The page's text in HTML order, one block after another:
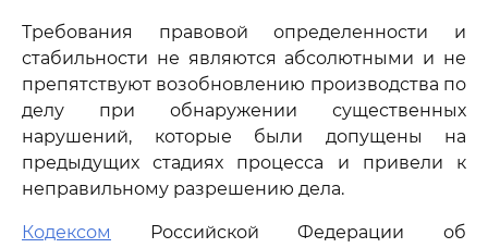
Требования правовой определенности и
стабильности не являются абсолютными и не
препятствуют возобновлению производства по
делу при обнаружении существенных
нарушений, которые были допущены на
предыдущих стадиях процесса и привели к
неправильному разрешению дела.
Кодексом
Российской Федерации об